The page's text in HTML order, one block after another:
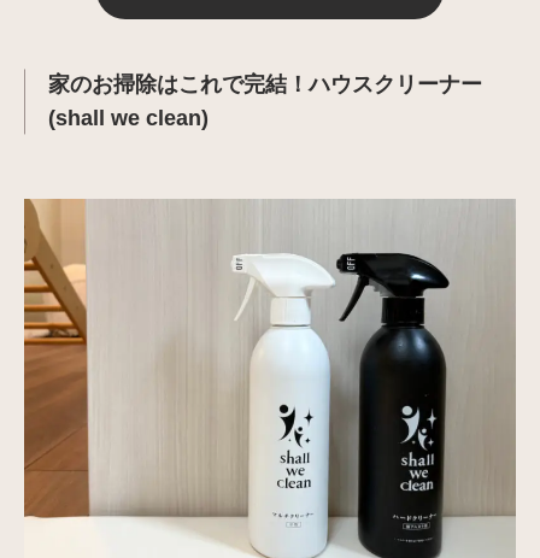
家のお掃除はこれで完結！ハウスクリーナー
(shall we clean)